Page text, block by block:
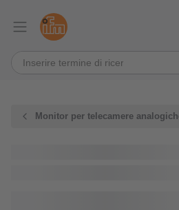
Monitor per telecamere